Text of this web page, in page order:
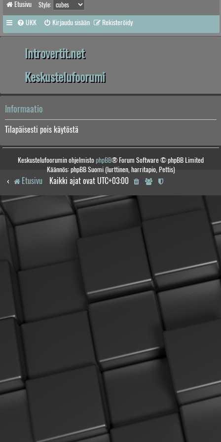
Etusivu Style:
UKK Kirjaudu sisään Rekisteröidy
Introvertit.net
Keskustelufoorumi
Informaatio
Tilapäisesti pois käytöstä
Keskustelufoorumin ohjelmistophpBB® Forum Software © phpBB Limited
Käännös: phpBB Suomi (lurttinen, harritapio, Pettis)
Etusivu Kaikki ajat ovat UTC+03:00